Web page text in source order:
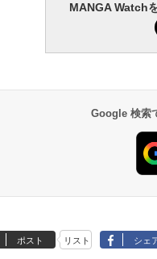
MANGA Watch
Google 検索
ポスト リスト シェ